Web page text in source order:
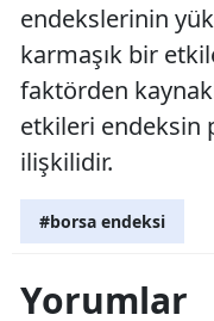
endekslerinin
karmaşık bir
faktörden
etkileri endeksin
ilişkilidir.
#borsa endeksi
Yorumlar